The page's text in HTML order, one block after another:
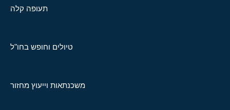
תעופה קלה
טיולים וחופש בחו"ל
משכנתאות וייעוץ מחזור